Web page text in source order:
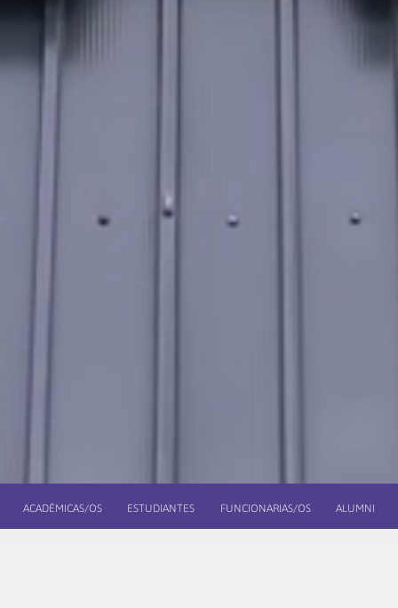
ACADÉMICAS/OS ESTUDIANTES FUNCIONARIAS/OS ALUMNI